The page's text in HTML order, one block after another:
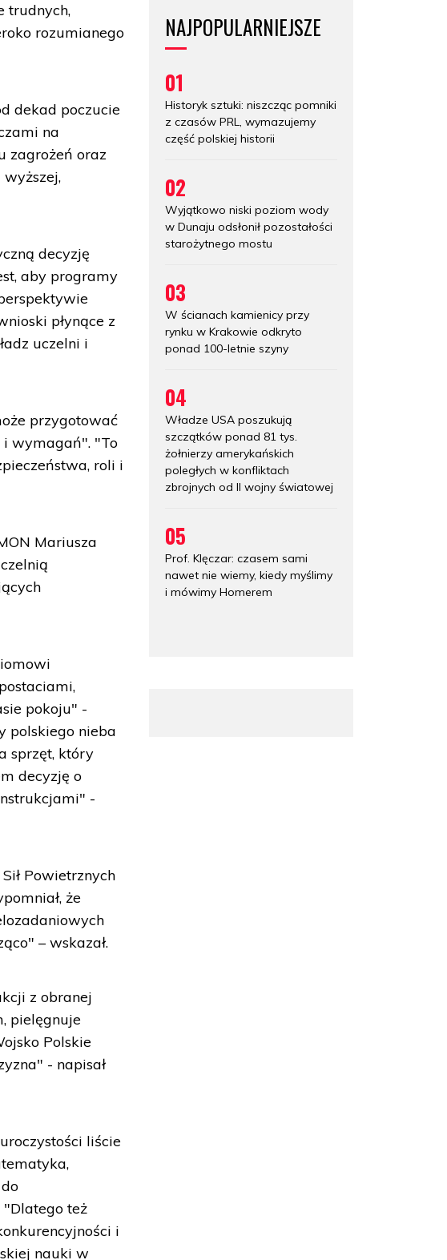
trudnych,
rozumianego
dekad poczucie
na
zagrożeń oraz
decyzję
aby programy
płynące z
uczelni i
przygotować
i wymagań". "To
roli i
Mariusza
pokoju" -
polskiego nieba
sprzęt, który
decyzję o
-
Powietrznych
że
– wskazał.
z obranej
pielęgnuje
Polskie
- napisał
liście
też
i
nauki w
NAJPOPULARNIEJSZE
01
Historyk sztuki: niszcząc pomniki
z czasów PRL, wymazujemy
część polskiej historii
02
Wyjątkowo niski poziom wody
w Dunaju odsłonił pozostałości
starożytnego mostu
03
W ścianach kamienicy przy
rynku w Krakowie odkryto
ponad 100-letnie szyny
04
Władze USA poszukują
szczątków ponad 81 tys.
żołnierzy amerykańskich
poległych w konfliktach
zbrojnych od II wojny światowej
05
Prof. Klęczar: czasem sami
nawet nie wiemy, kiedy myślimy
i mówimy Homerem